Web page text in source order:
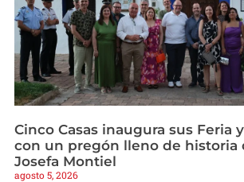
Cinco Casas inaugura sus Feria
con un pregón lleno de historia
Josefa Montiel
agosto 5, 2026